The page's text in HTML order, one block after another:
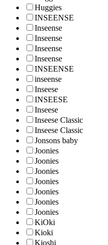
Huggies
INSEENSE
Inseense
Inseense
Inseense
Inseense
INSEENSE
inseense
Inseese
INSEESE
Inseese
Inseese Classic
Inseese Classic
Jonsons baby
Joonies
Joonies
Joonies
Joonies
Joonies
Joonies
Joonies
KiOki
Kioki
Kioshi